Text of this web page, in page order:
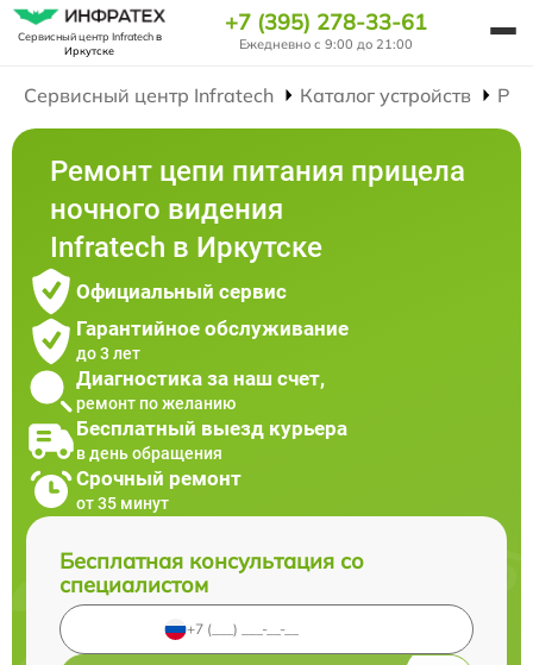
Сервисный центр Infratechв
Иркутске
+7 (395) 278-33-61
Ежедневно с 9:00 до 21:00
Сервисный центр Infratech Каталог устройств
Ремонт цепи питания прицела
ночного видения
Infratech в Иркутске
Официальный сервис
Гарантийное обслуживание
до 3 лет
Диагностика за наш счет,
ремонт по желанию
Бесплатный выезд курьера
в день обращения
Срочный ремонт
от 35 минут
Бесплатная консультация со
специалистом